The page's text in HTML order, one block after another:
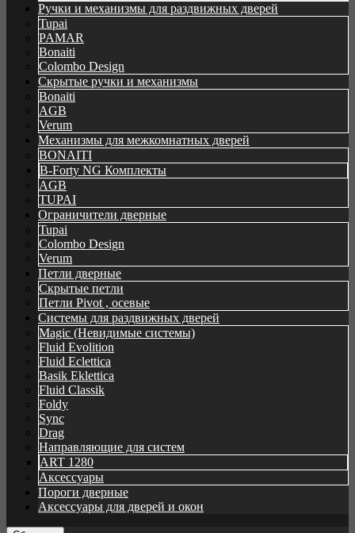
Ручки и механизмы для раздвижных дверей
Tupai
PAMAR
Bonaiti
Colombo Design
Скрытые ручки и механизмы
Bonaiti
AGB
Verum
Механизмы для межкомнатных дверей
BONAITI
B-Forty NG Комплекты
AGB
TUPAI
Ограничители дверные
Tupai
Colombo Design
Verum
Петли дверные
Скрытые петли
Петли Pivot , осевые
Системы для раздвижных дверей
Magic (Невидимые системы)
Fluid Evolition
Fluid Eclettica
Basik Eklettica
Fluid Classik
Foldy
Sync
Drag
Направляющие для систем
ART 1280
Аксессуары
Пороги дверные
Аксессуары для дверей и окон